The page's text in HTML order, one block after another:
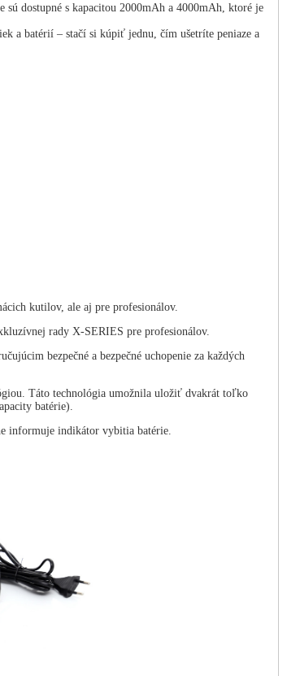
dostupné s kapacitou 2000mAh a 4000mAh, ktoré je
a batérií – stačí si kúpiť jednu, čím ušetríte peniaze a
kutilov, ale aj pre profesionálov.
rady X-SERIES pre profesionálov.
bezpečné a bezpečné uchopenie za každých
Táto technológia umožnila uložiť dvakrát toľko
batérie).
informuje indikátor vybitia batérie.